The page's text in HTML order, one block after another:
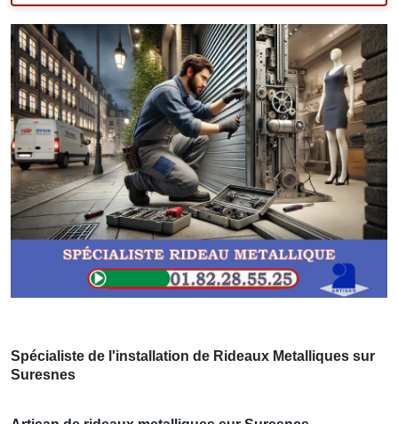
Spécialiste de l'installation de Rideaux Metalliques sur
Suresnes